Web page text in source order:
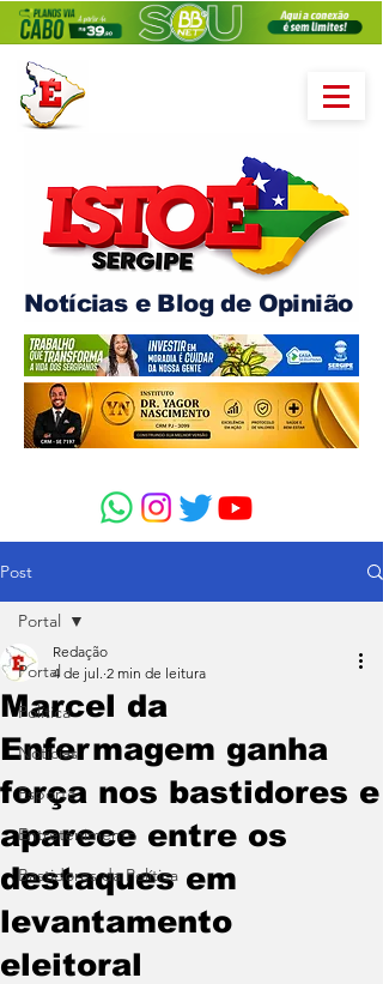
Notícias e Blog de Opinião
Post
Portal
Política
Notícias
Esporte
Entretenimento
Bastidores da Política
Portal
Marcel da
Enfermagem ganha
força nos bastidores e
aparece entre os
destaques em
levantamento
eleitoral
Redação
4 de jul. 2 min de leitura